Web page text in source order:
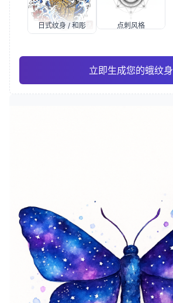
日式纹身 / 和彫 点刺风格
立即生成您的蛾纹身